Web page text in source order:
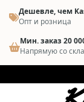
Дешевле, чем
Опт и розница
Мин. заказ 20
Напрямую со